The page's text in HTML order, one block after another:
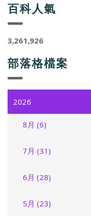
百科人氣
3,261,926
部落格檔案
2026
8月 (6)
7月 (31)
6月 (28)
5月 (23)